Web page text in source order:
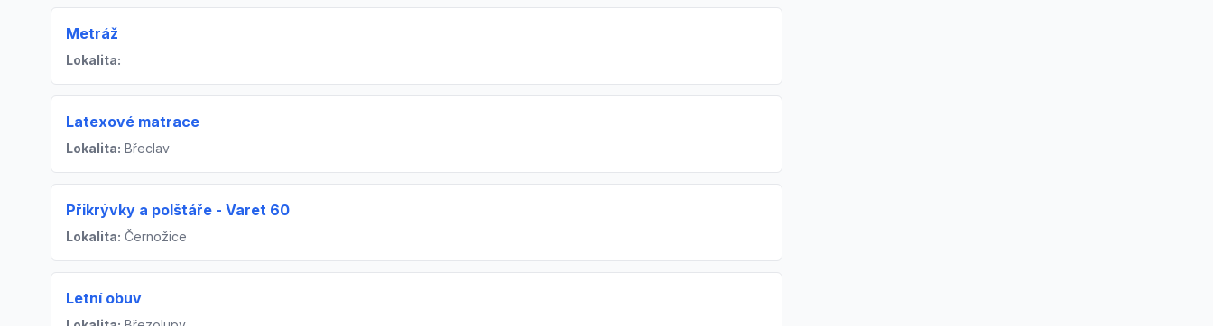
Metráž
Lokalita:
Latexové matrace
Lokalita: Břeclav
Přikrývky a polštáře - Varet 60
Lokalita: Černožice
Letní obuv